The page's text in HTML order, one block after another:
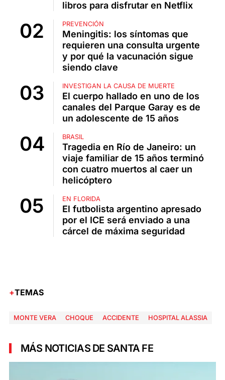
libros para disfrutar en Netflix
PREVENCIÓN
Meningitis: los síntomas que
requieren una consulta urgente
y por qué la vacunación sigue
siendo clave
INVESTIGAN LA CAUSA DE MUERTE
El cuerpo hallado en uno de los
canales del Parque Garay es de
un adolescente de 15 años
BRASIL
Tragedia en Río de Janeiro: un
viaje familiar de 15 años terminó
con cuatro muertos al caer un
helicóptero
EN FLORIDA
El futbolista argentino apresado
por el ICE será enviado a una
cárcel de máxima seguridad
TEMAS
MONTE VERA CHOQUE ACCIDENTE HOSPITAL ALASSIA
MÁS NOTICIAS DE SANTA FE